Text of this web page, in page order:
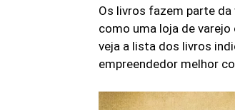
Os livros fazem parte da
como uma loja de
veja a lista dos livros
empreendedor melhor